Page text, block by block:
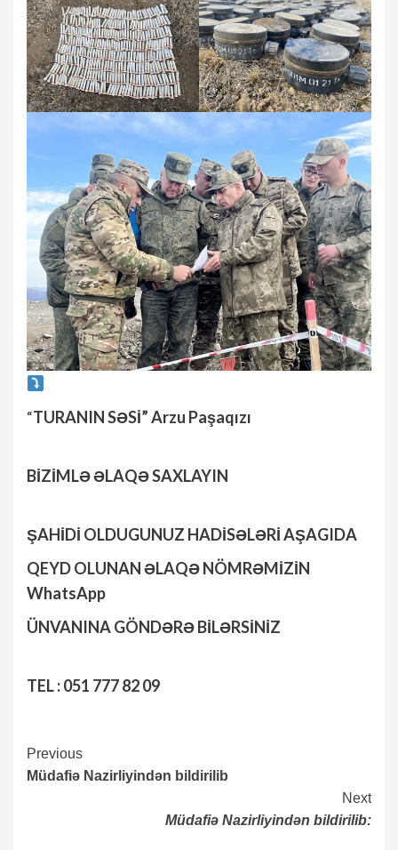
“TURANIN SƏSİ” Arzu Paşaqızı
BİZİMLƏ ƏLAQƏ SAXLAYIN
ŞAHİDİ OLDUGUNUZ HADİSƏLƏRİ AŞAGIDA
QEYD OLUNAN ƏLAQƏ NÖMRƏMİZİN
WhatsApp
ÜNVANINA GÖNDƏRƏ BİLƏRSİNİZ
TEL : 051 777 82 09
Continue
Reading
Previous
Müdafiə Nazirliyindən bildirilib
Next
Müdafiə Nazirliyindən bildirilib: